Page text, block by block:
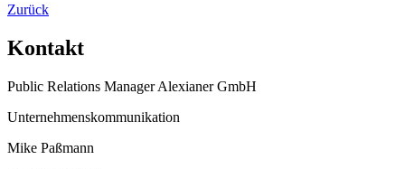
Zurück
Kontakt
Public Relations Manager Alexianer GmbH
Unternehmenskommunikation
Mike Paßmann